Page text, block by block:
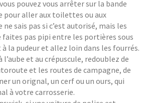
pouvez vous arrêter sur la bande
pour aller aux toilettes ou aux
sais pas si c’est autorisé, mais les
faites pas pipi entre les portières sous
la pudeur et allez loin dans les fourrés.
l’aube et au crépuscule, redoublez de
et les routes de campagne, de
un orignal, un cerf ou un ours, qui
à votre carrosserie.